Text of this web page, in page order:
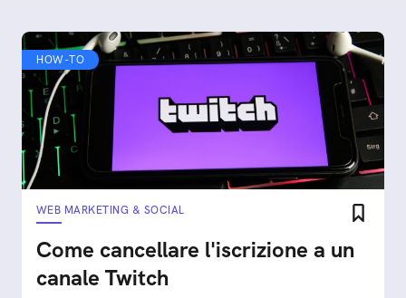
HOW-TO
WEB MARKETING & SOCIAL
Come cancellare l'iscrizione a un
canale Twitch